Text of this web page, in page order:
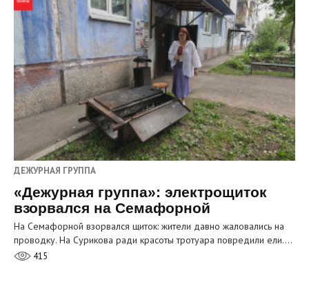
ДЕЖУРНАЯ ГРУППА
«Дежурная группа»: электрощиток
взорвался на Семафорной
На Семафорной взорвался щиток: жители давно жаловались на
проводку. На Сурикова ради красоты тротуара повредили ели.…
415